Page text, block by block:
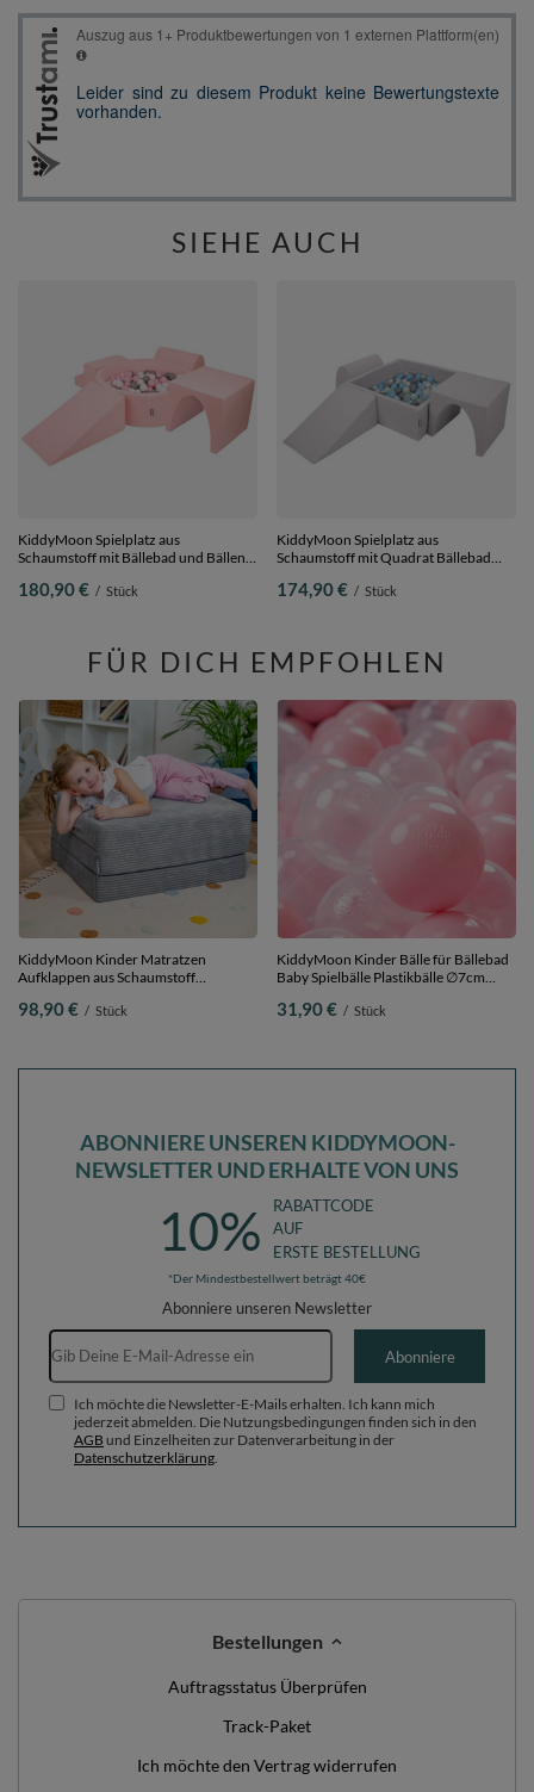
SIEHE AUCH
KiddyMoon Spielplatz aus
Schaumstoff mit Bällebad und Bällen
pink:weiß/grau/puderrosa, Bällebad
180,90 € / Stück
KiddyMoon Spielplatz aus
Schaumstoff mit Quadrat Bällebad
hellgrau:perle/grau/transparent/
174,90 € / Stück
FÜR DICH EMPFOHLEN
KiddyMoon Kinder Matratzen
Aufklappen aus Schaumstoff
Kinderzimmer Faltmatratze,
98,90 € / Stück
KiddyMoon Kinder Bälle für Bällebad
Baby Spielbälle Plastikbälle ∅7cm
200 Bälle/7cm
31,90 € / Stück
ABONNIERE UNSEREN KIDDYMOON-
NEWSLETTER UND ERHALTE VON UNS
10%
RABATTCODE
AUF
ERSTE BESTELLUNG
*Der Mindestbestellwert beträgt 40€
Abonniere unseren Newsletter
E-Mail-Adresse
Abonniere
Ich möchte die Newsletter-E-Mails erhalten. Ich kann mich
jederzeit abmelden. Die Nutzungsbedingungen finden sich in den
AGB und Einzelheiten zur Datenverarbeitung in der
Datenschutzerklärung
Bestellungen
Auftragsstatus Überprüfen
Track-Paket
Ich möchte den Vertrag widerrufen